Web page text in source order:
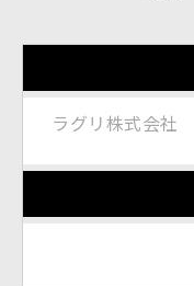
Please leave this